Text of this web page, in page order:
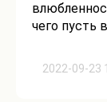
2022-09-23
чего пусть